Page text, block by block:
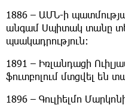
1886 – ԱՄՆ-ի
անգամ Սպիտակ տանը
պսակադրություն։
1891 – Իռլանդացի
ֆուտբոլում մտցվել են
1896 – Գուլիելմո